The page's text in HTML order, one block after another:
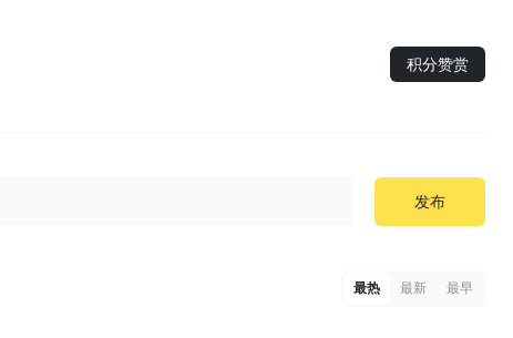
积分赞赏
发布
最热 最新 最早